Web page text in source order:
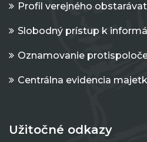
Profil verejného
Slobodný prístup k
Oznamovanie
Centrálna evidencia
Užitočné odkazy